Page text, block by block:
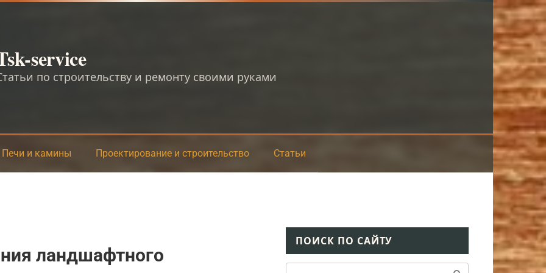
service
по строительству и ремонту своими руками
Печи и камины Проектирование и строительство Статьи
ландшафтного
ПОИСК ПО САЙТУ